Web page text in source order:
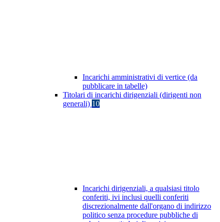
Incarichi amministrativi di vertice (da
pubblicare in tabelle)
Titolari di incarichi dirigenziali (dirigenti non
generali) 10
Incarichi dirigenziali, a qualsiasi titolo
conferiti, ivi inclusi quelli conferiti
discrezionalmente dall'organo di indirizzo
politico senza procedure pubbliche di